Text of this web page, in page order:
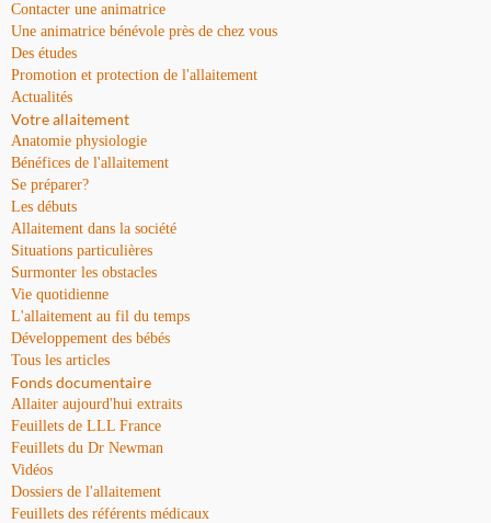
Contacter une animatrice
Une animatrice bénévole près de chez vous
Des études
Promotion et protection de l'allaitement
Actualités
Votre allaitement
Anatomie physiologie
Bénéfices de l'allaitement
Se préparer?
Les débuts
Allaitement dans la société
Situations particulières
Surmonter les obstacles
Vie quotidienne
L'allaitement au fil du temps
Développement des bébés
Tous les articles
Fonds documentaire
Allaiter aujourd'hui extraits
Feuillets de LLL France
Feuillets du Dr Newman
Vidéos
Dossiers de l'allaitement
Feuillets des référents médicaux